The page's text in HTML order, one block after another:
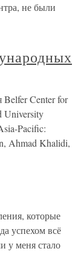
не были
Center for
University
Pacific:
Ahmad Khalidi,
которые
успехом всё
у меня стало